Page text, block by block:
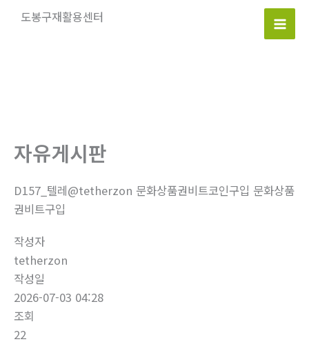
도봉구재활용센터
Main
자유게시판
D157_텔레@tetherzon 문화상품권비트코인구입 문화상품
권비트구입
작성자
tetherzon
작성일
2026-07-03 04:28
조회
22